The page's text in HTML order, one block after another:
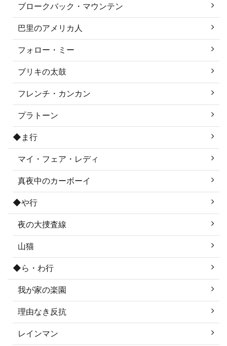
ブロークバック・マウンテン
巴里のアメリカ人
フォロー・ミー
ブリキの太鼓
フレンチ・カンカン
プラトーン
◆ま行
マイ・フェア・レディ
真夜中のカーボーイ
◆や行
夜の大捜査線
山猫
◆ら・わ行
我が家の楽園
理由なき反抗
レインマン